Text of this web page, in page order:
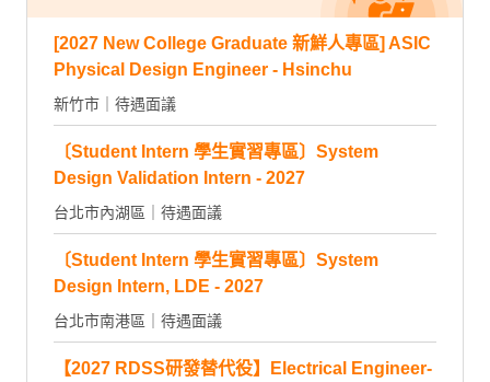
[2027 New College Graduate 新鮮人專區] ASIC
Physical Design Engineer - Hsinchu
新竹市｜待遇面議
〔Student Intern 學生實習專區〕System
Design Validation Intern - 2027
台北市內湖區｜待遇面議
〔Student Intern 學生實習專區〕System
Design Intern, LDE - 2027
台北市南港區｜待遇面議
【2027 RDSS研發替代役】Electrical Engineer-